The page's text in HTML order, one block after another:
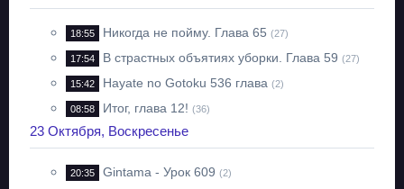
18:55 Никогда не пойму. Глава 65 (27)
17:54 В страстных объятиях уборки. Глава 59 (27)
15:42 Hayate no Gotoku 536 глава (2)
08:58 Итог, глава 12! (36)
23 Октября, Воскресенье
20:35 Gintama - Урок 609 (2)